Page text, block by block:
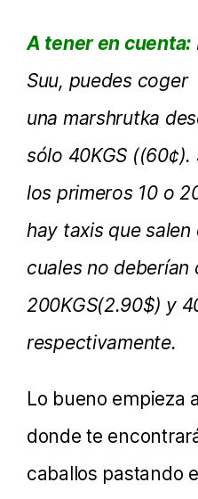
A tener en cuenta:
Suu, puedes coger
una marshrutka
sólo 40KGS
los primeros 10 o
hay taxis que
cuales no
200KGS(2.90$) y
respectivamente.
Lo bueno empieza
donde te
caballos pastando